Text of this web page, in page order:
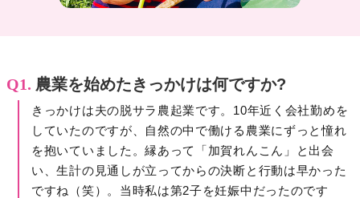
Q1. 農業を始めたきっかけは何ですか?
きっかけは夫の脱サラ農起業です。10年近く会社勤めを
していたのですが、自然の中で働ける農業にずっと憧れ
を抱いていました。縁あって「加賀れんこん」と出会
い、生計の見通しが立ってからの決断と行動は早かった
ですね（笑）。当時私は第2子を妊娠中だったのです